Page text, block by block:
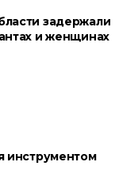
задержали
и женщинах
инструментом